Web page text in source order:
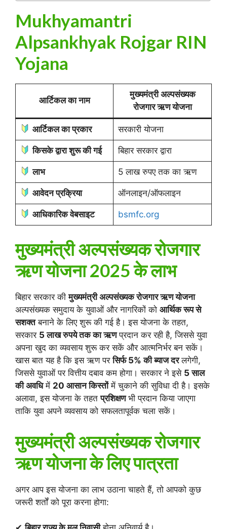
Mukhyamantri
Alpsankhyak Rojgar RIN
Yojana
आर्टिकल का नाम
मुख्यमंत्री अल्पसंख्यक
रोजगार ऋण योजना
आर्टिकल का प्रकार सरकारी योजना
किसके द्वारा शुरू की गई बिहार सरकार द्वारा
लाभ 5 लाख रुपए तक का ऋण
आवेदन प्रक्रिया ऑनलाइन/ऑफलाइन
आधिकारिक वेबसाइट bsmfc.org
मुख्यमंत्री अल्पसंख्यक रोजगार
ऋण योजना 2025 के लाभ
बिहार सरकार कीमुख्यमंत्री अल्पसंख्यक रोजगार ऋण योजना
अल्पसंख्यक समुदाय के युवाओं और नागरिकों को आर्थिक रूप से
सशक्तबनाने के लिए शुरू की गई है। इस योजना के तहत,
सरकार 5 लाख रुपये तक का ऋणप्रदान कर रही है, जिससे युवा
अपना खुद का व्यवसाय शुरू कर सकें और आत्मनिर्भर बन सकें।
खास बात यह है कि इस ऋण परसिर्फ 5% की ब्याज दरलगेगी,
जिससे युवाओं पर वित्तीय दबाव कम होगा। सरकार ने इसे 5 साल
की अवधिमें 20 आसान किस्तोंमें चुकाने की सुविधा दी है। इसके
अलावा, इस योजना के तहतप्रशिक्षणभी प्रदान किया जाएगा
ताकि युवा अपने व्यवसाय को सफलतापूर्वक चला सकें।
मुख्यमंत्री अल्पसंख्यक रोजगार
ऋण योजना के लिए पात्रता
अगर आप इस योजना का लाभ उठाना चाहते हैं, तो आपको कुछ
जरूरी शर्तों को पूरा करना होगा: